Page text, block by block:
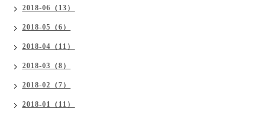
2018-06（13）
2018-05（6）
2018-04（11）
2018-03（8）
2018-02（7）
2018-01（11）